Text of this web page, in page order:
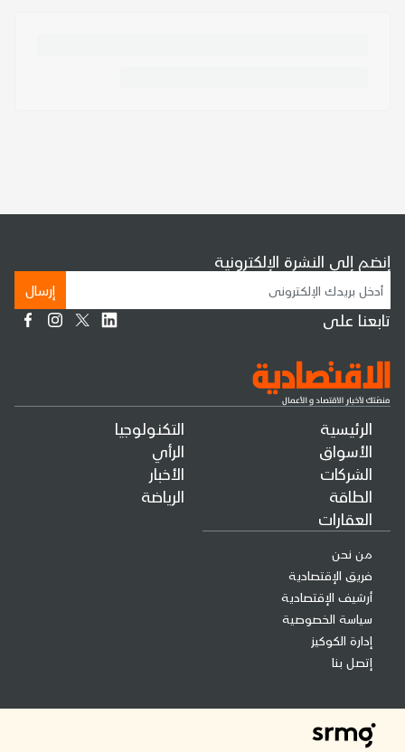
الرئيسية
الأسواق
الشركات
الطاقة
العقارات
التكنولوجيا
الرأي
الأخبار
الرياضة
من نحن
فريق الإقتصادية
أرشيف الإقتصادية
سياسة الخصوصية
إدارة الكوكيز
إتصل بنا
إنضم إلى النشرة الإلكترونية
إرسال
تابعنا على